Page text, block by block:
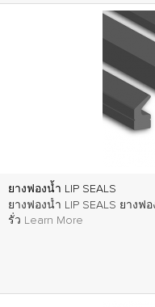
ยางฟองน้ำ LIP SEALS
ยางฟองน้ำ LIP SEALS ยาง
รั่ว Learn More